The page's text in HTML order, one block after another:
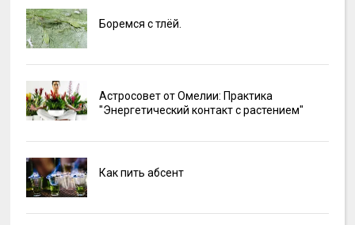
Боремся с тлёй.
Астросовет от Омелии: Практика
"Энергетический контакт с растением"
Как пить абсент